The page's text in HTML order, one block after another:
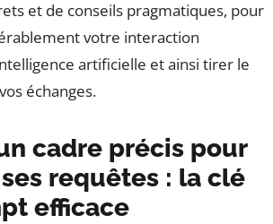
et de conseils pragmatiques, pour
votre interaction
artificielle et ainsi tirer le
échanges.
cadre précis pour
requêtes : la clé
efficace